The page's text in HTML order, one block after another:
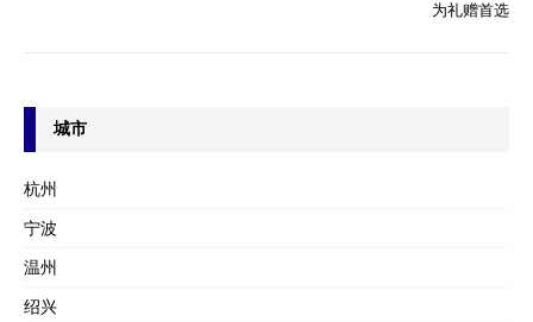
为礼赠首选
城市
杭州
宁波
温州
绍兴